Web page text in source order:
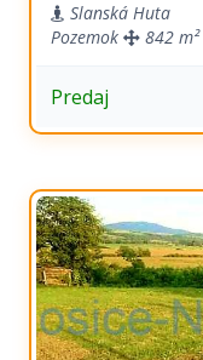
Slanská Huta
Pozemok
842 m²
Predaj